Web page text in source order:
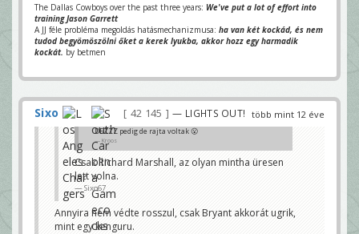
The Dallas Cowboys over the past three years: We've put a lot of effort into
training Jason Garrett
A JJ féle probléma megoldás hatásmechanizmusa: ha van két kockád, és nem
tudod begyömöszölni őket a kerek lyukba, akkor hozz egy harmadik
kockát. by betmen
több mint 12 éve
Sixo 42 145 — LIGHTS OUT!
DEZZZ pedig de rajta voltak 😮
Kroos
Csak Richard Marshall, az olyan mintha üresen
lett volna.
Sixo67
Annyira nem védte rosszul, csak Bryant akkorát ugrik,
mint egy kenguru.